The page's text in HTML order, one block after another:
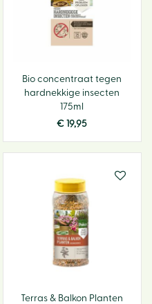
Bio concentraat tegen
hardnekkige insecten
175ml
€ 19,95
Terras & Balkon Planten